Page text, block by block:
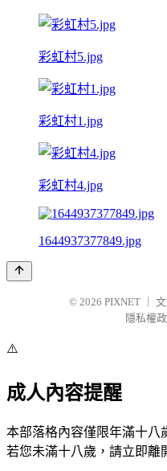
彩虹村5.jpg
彩虹村1.jpg
彩虹村4.jpg
1644937377849.jpg
© 2026 PIXNET
隱私權
⚠️
成人內容提醒
本部落格內容僅限年滿十八
若您未滿十八歲，請立即離